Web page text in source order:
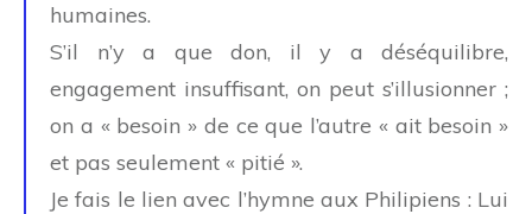
humaines.
S’il n’y a que don, il y a déséquilibre,
engagement insuffisant, on peut s’illusionner ;
on a « besoin » de ce que l’autre « ait besoin »
et pas seulement « pitié ».
Je fais le lien avec l’hymne aux Philipiens : Lui